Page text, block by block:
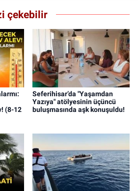
çekebilir
(8-12
Seferihisar’da "Yaşamdan
Yazıya" atölyesinin üçüncü
buluşmasında aşk konuşuldu!